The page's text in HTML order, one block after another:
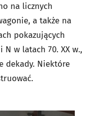
na licznych
a także na
pokazujących
N w latach 70. XX w.,
dekady. Niektóre